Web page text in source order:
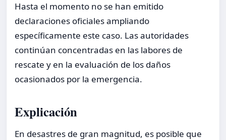
Hasta el momento no se han emitido
declaraciones oficiales ampliando
específicamente este caso. Las autoridades
continúan concentradas en las labores de
rescate y en la evaluación de los daños
ocasionados por la emergencia.
Explicación
En desastres de gran magnitud, es posible que